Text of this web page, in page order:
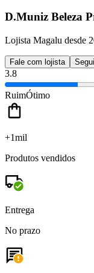
D.Muniz Beleza
Lojista Magalu desde
Fale com lojista
3.8
RuimÓtimo
+1mil
Produtos vendidos
Entrega
No prazo